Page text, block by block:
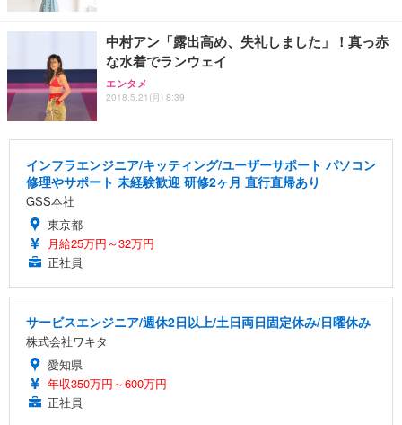
中村アン「露出高め、失礼しました」！真っ赤
な水着でランウェイ
エンタメ
2018.5.21(月) 8:39
インフラエンジニア/キッティング/ユーザーサポート パソコン
修理やサポート 未経験歓迎 研修2ヶ月 直行直帰あり
GSS本社
東京都
月給25万円～32万円
正社員
サービスエンジニア/週休2日以上/土日両日固定休み/日曜休み
株式会社ワキタ
愛知県
年収350万円～600万円
正社員